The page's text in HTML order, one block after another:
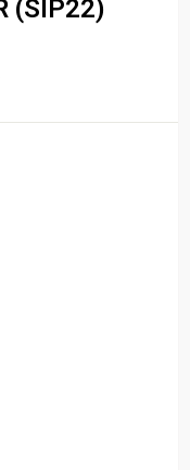
(SIP22)